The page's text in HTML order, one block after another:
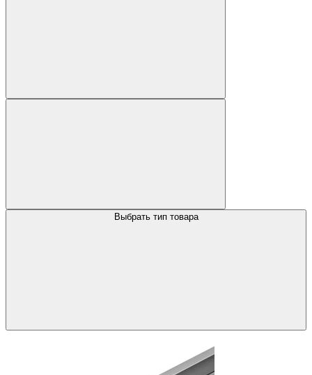
Выбрать тип товара